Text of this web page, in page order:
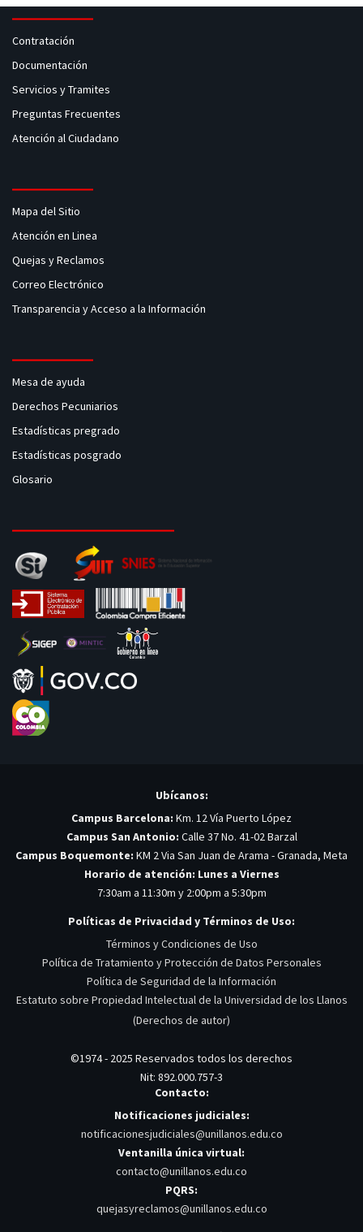
Contratación
Documentación
Servicios y Tramites
Preguntas Frecuentes
Atención al Ciudadano
Mapa del Sitio
Atención en Linea
Quejas y Reclamos
Correo Electrónico
Transparencia y Acceso a la Información
Mesa de ayuda
Derechos Pecuniarios
Estadísticas pregrado
Estadísticas posgrado
Glosario
Ubícanos:
Campus Barcelona: Km. 12 Vía Puerto López
Campus San Antonio: Calle 37 No. 41-02 Barzal
Campus Boquemonte: KM 2 Via San Juan de Arama - Granada, Meta
Horario de atención: Lunes a Viernes
7:30am a 11:30m y 2:00pm a 5:30pm
Políticas de Privacidad y Términos de Uso:
Términos y Condiciones de Uso
Política de Tratamiento y Protección de Datos Personales
Política de Seguridad de la Información
Estatuto sobre Propiedad Intelectual de la Universidad de los Llanos
(Derechos de autor)
©1974 - 2025 Reservados todos los derechos
Nit: 892.000.757-3
Contacto:
Notificaciones judiciales:
notificacionesjudiciales@unillanos.edu.co
Ventanilla única virtual:
contacto@unillanos.edu.co
PQRS:
quejasyreclamos@unillanos.edu.co